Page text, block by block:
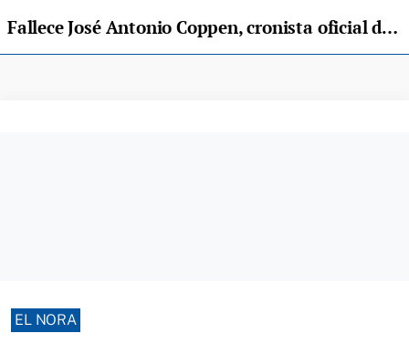
Fallece José Antonio Coppen, cronista oficial de Lugones
EL NORA